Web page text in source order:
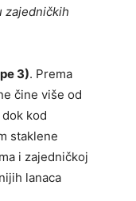
zajedničkih
3). Prema
čine više od
kod
staklene
i zajedničkoj
lanaca